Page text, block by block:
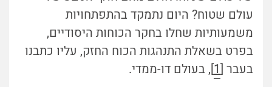
עולם שטוח? היום נתמקד בהתפתחויות
משמעותיות שחלו בחקר הכוחות היסודיים,
בפרט בשאלת התנהגות הכוח החזק, עליו כתבנו
בעבר [1], בעולם דו-ממדי.